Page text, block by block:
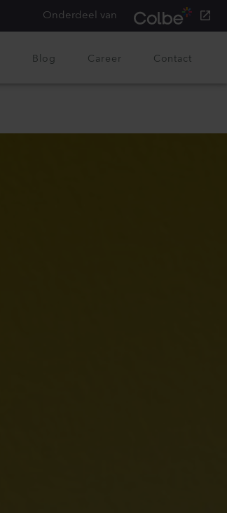
Onderdeel van
Blog Career Contact